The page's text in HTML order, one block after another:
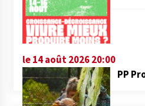
le 14 août 2026 20:00
PP